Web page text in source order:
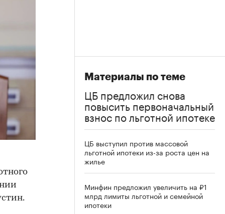
Материалы по теме
ЦБ предложил снова
повысить первоначальный
взнос по льготной ипотеке
ЦБ выступил против массовой
льготной ипотеки из-за роста цен на
жилье
Минфин предложил увеличить на ₽1
млрд лимиты льготной и семейной
ипотеки